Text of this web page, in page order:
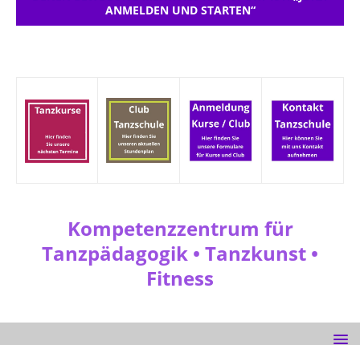
ANMELDEN UND STARTEN“
Kompetenzzentrum für
Tanzpädagogik • Tanzkunst •
Fitness